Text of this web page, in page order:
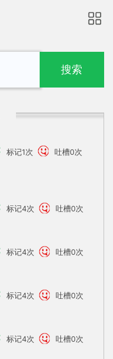
搜索
标记1次 吐槽0次
标记4次 吐槽0次
标记4次 吐槽0次
标记4次 吐槽0次
标记4次 吐槽0次